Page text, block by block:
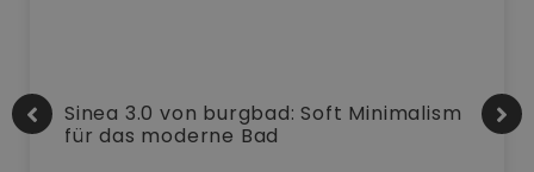
Sinea 3.0 von burgbad: Soft Minimalism
für das moderne Bad